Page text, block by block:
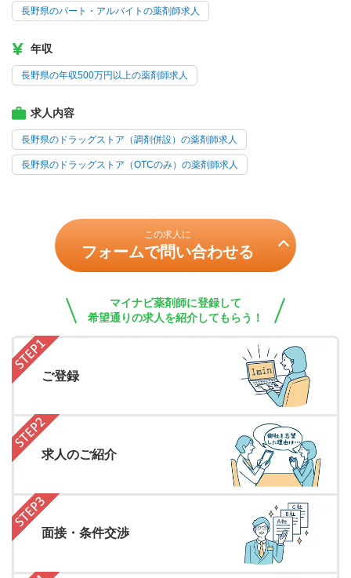
長野県のパート・アルバイトの薬剤師求人
年収
長野県の年収500万円以上の薬剤師求人
求人内容
長野県のドラッグストア（調剤併設）の薬剤師求人
長野県のドラッグストア（OTCのみ）の薬剤師求人
この求人に
フォームで問い合わせる
マイナビ薬剤師に登録して
希望通りの求人を紹介してもらう！
ご登録
求人のご紹介
面接・条件交渉